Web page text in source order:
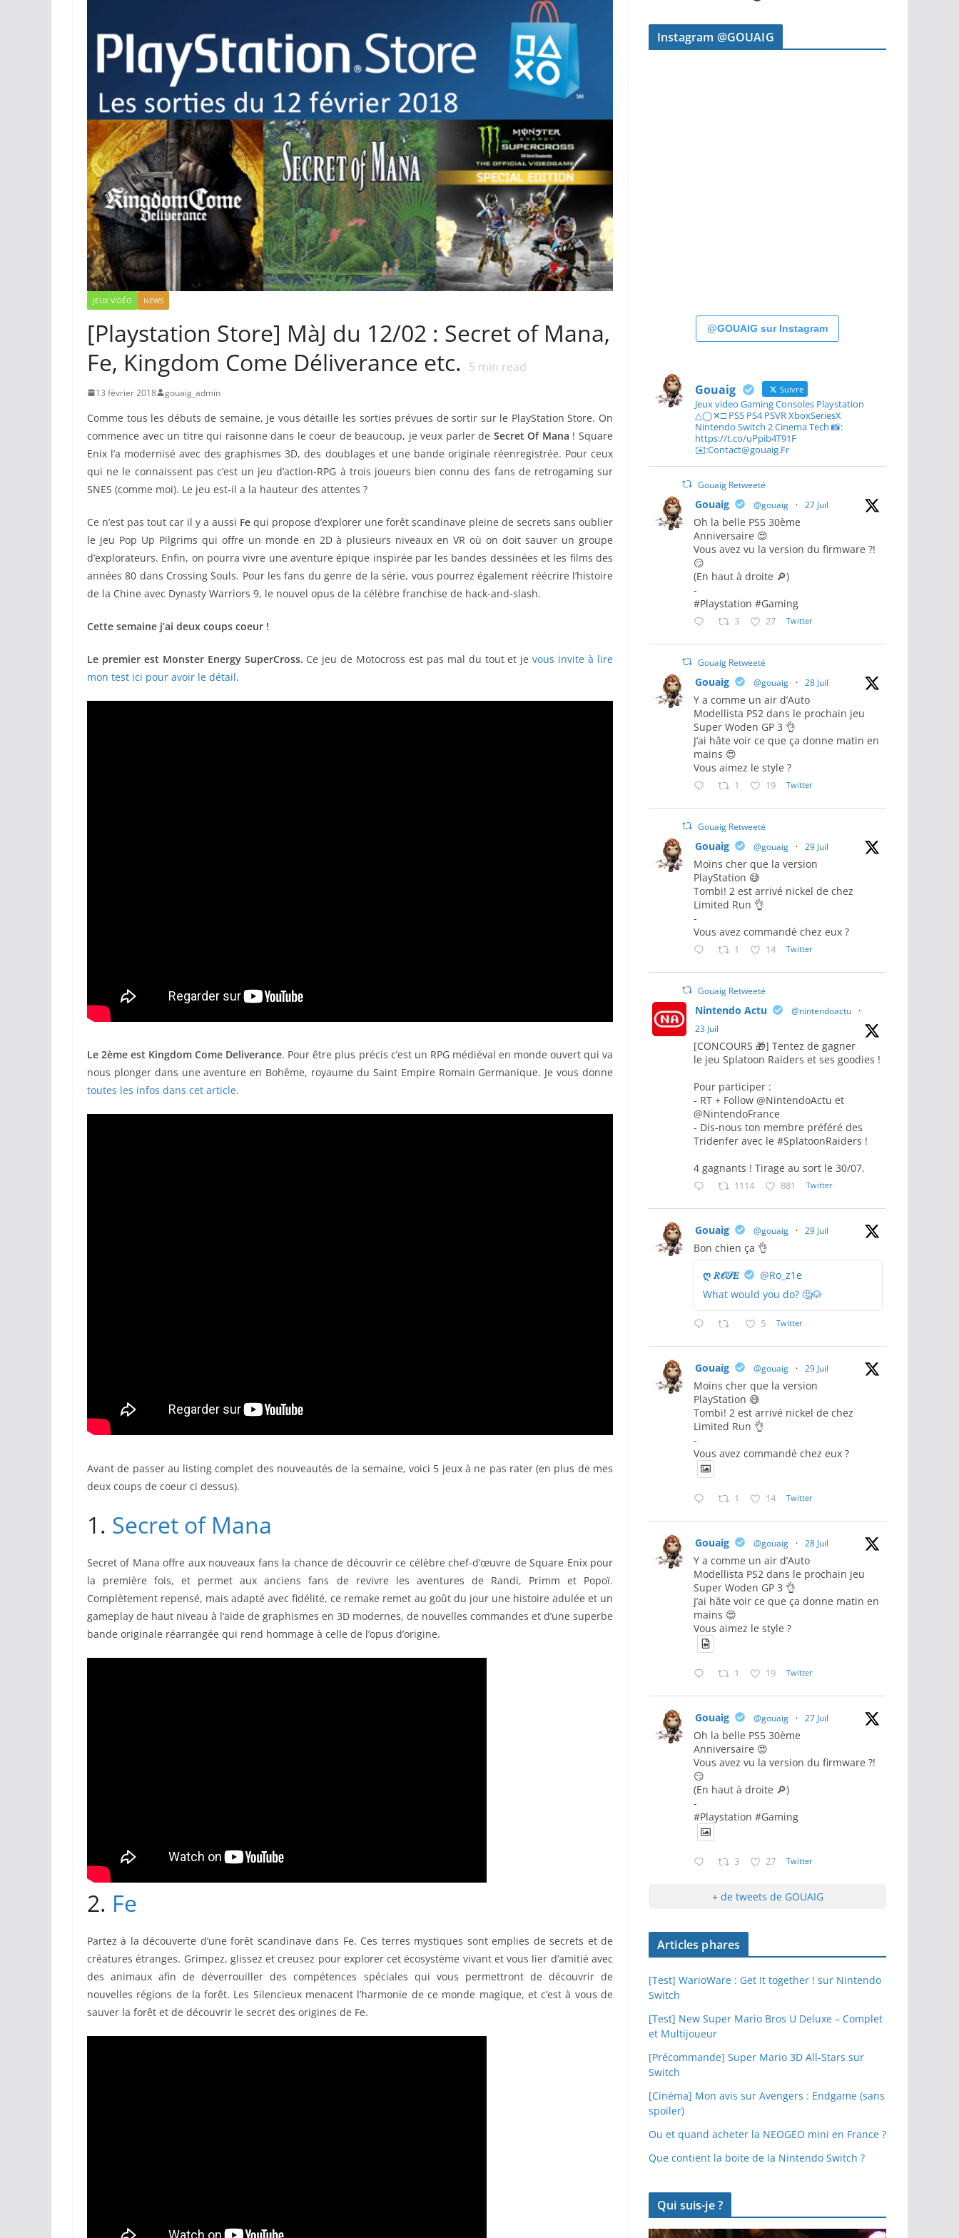
JEUX VIDÉO NEWS
[Playstation Store] MàJ du 12/02 : Secret of Mana,
Fe, Kingdom Come Déliverance etc.
5 min read
13 février 2018 gouaig_admin
Comme tous les débuts de semaine, je vous détaille les sorties prévues de sortir sur le PlayStation Store. On
commence avec un titre qui raisonne dans le coeur de beaucoup, je veux parler de Secret Of Mana ! Square
Enix l’a modernisé avec des graphismes 3D, des doublages et une bande originale réenregistrée. Pour ceux
qui ne le connaissent pas c’est un jeu d’action-RPG à trois joueurs bien connu des fans de retrogaming sur
SNES (comme moi). Le jeu est-il a la hauteur des attentes ?
Ce n’est pas tout car il y a aussi Fe qui propose d’explorer une forêt scandinave pleine de secrets sans oublier
le jeu Pop Up Pilgrims qui offre un monde en 2D à plusieurs niveaux en VR où on doit sauver un groupe
d’explorateurs. Enfin, on pourra vivre une aventure épique inspirée par les bandes dessinées et les films des
années 80 dans Crossing Souls. Pour les fans du genre de la série, vous pourrez également réécrire l’histoire
de la Chine avec Dynasty Warriors 9, le nouvel opus de la célèbre franchise de hack-and-slash.
Cette semaine j’ai deux coups coeur !
Le premier est Monster Energy SuperCross. Ce jeu de Motocross est pas mal du tout et jevous invite à lire
mon test ici pour avoir le détail.
Le 2ème est Kingdom Come Deliverance. Pour être plus précis c’est un RPG médiéval en monde ouvert qui va
nous plonger dans une aventure en Bohême, royaume du Saint Empire Romain Germanique. Je vous donne
toutes les infos dans cet article.
Avant de passer au listing complet des nouveautés de la semaine, voici 5 jeux à ne pas rater (en plus de mes
deux coups de coeur ci dessus).
1. Secret of Mana
Secret of Mana offre aux nouveaux fans la chance de découvrir ce célèbre chef-d’œuvre de Square Enix pour
la première fois, et permet aux anciens fans de revivre les aventures de Randi, Primm et Popoï.
Complètement repensé, mais adapté avec fidélité, ce remake remet au goût du jour une histoire adulée et un
gameplay de haut niveau à l’aide de graphismes en 3D modernes, de nouvelles commandes et d’une superbe
bande originale réarrangée qui rend hommage à celle de l’opus d’origine.
2. Fe
Partez à la découverte d’une forêt scandinave dans Fe. Ces terres mystiques sont emplies de secrets et de
créatures étranges. Grimpez, glissez et creusez pour explorer cet écosystème vivant et vous lier d’amitié avec
des animaux afin de déverrouiller des compétences spéciales qui vous permettront de découvrir de
nouvelles régions de la forêt. Les Silencieux menacent l’harmonie de ce monde magique, et c’est à vous de
sauver la forêt et de découvrir le secret des origines de Fe.
Instagram @GOUAIG
@GOUAIG sur Instagram
Gouaig Suivre
Jeux video Gaming Consoles Playstation
△◯✕□ PS5 PS4 PSVR XboxSeriesX
Nintendo Switch 2 Cinema Tech 📸:
https://t.co/uPpib4T91F
✉️:Contact@gouaig.Fr
Gouaig Retweeté
Gouaig @gouaig · 27 Juil
Oh la belle PS5 30ème
Anniversaire 😍
Vous avez vu la version du firmware ?!
😏
(En haut à droite 🔎)
-
#Playstation #Gaming
3 27 Twitter
Gouaig Retweeté
Gouaig @gouaig · 28 Juil
Y a comme un air d’Auto
Modellista PS2 dans le prochain jeu
Super Woden GP 3 👌
J’ai hâte voir ce que ça donne matin en
mains 😍
Vous aimez le style ?
1 19 Twitter
Gouaig Retweeté
Gouaig @gouaig · 29 Juil
Moins cher que la version
PlayStation 😅
Tombi! 2 est arrivé nickel de chez
Limited Run 👌
-
Vous avez commandé chez eux ?
1 14 Twitter
Gouaig Retweeté
Nintendo Actu @nintendoactu
·
23 Juil
[CONCOURS 🎁] Tentez de gagner
le jeu Splatoon Raiders et ses goodies !
Pour participer :
- RT + Follow @NintendoActu et
@NintendoFrance
- Dis-nous ton membre préféré des
Tridenfer avec le #SplatoonRaiders !
4 gagnants ! Tirage au sort le 30/07.
1114 881 Twitter
Gouaig @gouaig · 29 Juil
Bon chien ça 👌
ღ 𝑅𝒪𝒮𝐸
@Ro_z1e
What would you do? 🤔🐶
5 Twitter
Gouaig @gouaig · 29 Juil
Moins cher que la version
PlayStation 😅
Tombi! 2 est arrivé nickel de chez
Limited Run 👌
-
Vous avez commandé chez eux ?
1 14 Twitter
Gouaig @gouaig · 28 Juil
Y a comme un air d’Auto
Modellista PS2 dans le prochain jeu
Super Woden GP 3 👌
J’ai hâte voir ce que ça donne matin en
mains 😍
Vous aimez le style ?
1 19 Twitter
Gouaig @gouaig · 27 Juil
Oh la belle PS5 30ème
Anniversaire 😍
Vous avez vu la version du firmware ?!
😏
(En haut à droite 🔎)
-
#Playstation #Gaming
3 27 Twitter
+ de tweets de GOUAIG
Articles phares
[Test] WarioWare : Get It together ! sur Nintendo
Switch
[Test] New Super Mario Bros U Deluxe – Complet
et Multijoueur
[Précommande] Super Mario 3D All-Stars sur
Switch
[Cinéma] Mon avis sur Avengers : Endgame (sans
spoiler)
Ou et quand acheter la NEOGEO mini en France ?
Que contient la boite de la Nintendo Switch ?
Qui suis-je ?